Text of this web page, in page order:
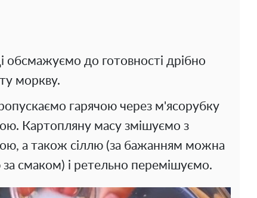
обсмажуємо до готовності дрібно
моркву.
гарячою через м'ясорубку
Картопляну масу змішуємо з
а також сіллю (за бажанням можна
смаком) і ретельно перемішуємо.